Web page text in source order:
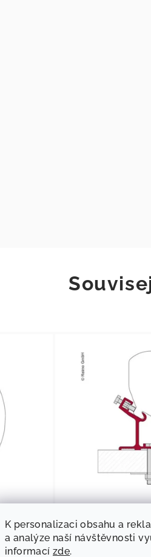
K personalizaci obsahu a
a analýze naší návštěvnosti
informacízde.
Fiamma